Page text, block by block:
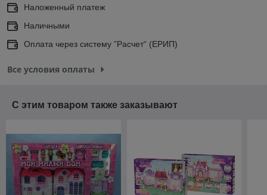
Наложенный платеж
Наличными
Оплата через систему ”Расчет“ (ЕРИП)
Все условия оплаты
С этим товаром также заказывают